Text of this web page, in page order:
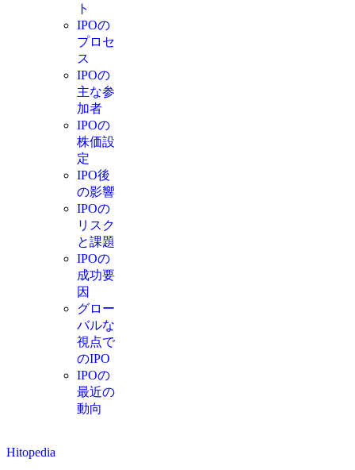
ト
IPOの
プロセ
ス
IPOの
主な参
加者
IPOの
株価設
定
IPO後
の影響
IPOの
リスク
と課題
IPOの
成功要
因
グロー
バルな
視点で
のIPO
IPOの
最近の
動向
Hitopedia